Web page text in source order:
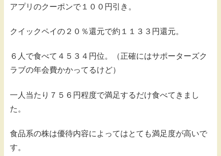
アプリのクーポンで１００円引き。
クイックペイの２０％還元で約１１３３円還元。
６人で食べて４５３４円位。（正確にはサポーターズク
ラブの年会費かかってるけど）
一人当たり７５６円程度で満足するだけ食べてきまし
た。
食品系の株は優待内容によってはとても満足度が高いで
す。